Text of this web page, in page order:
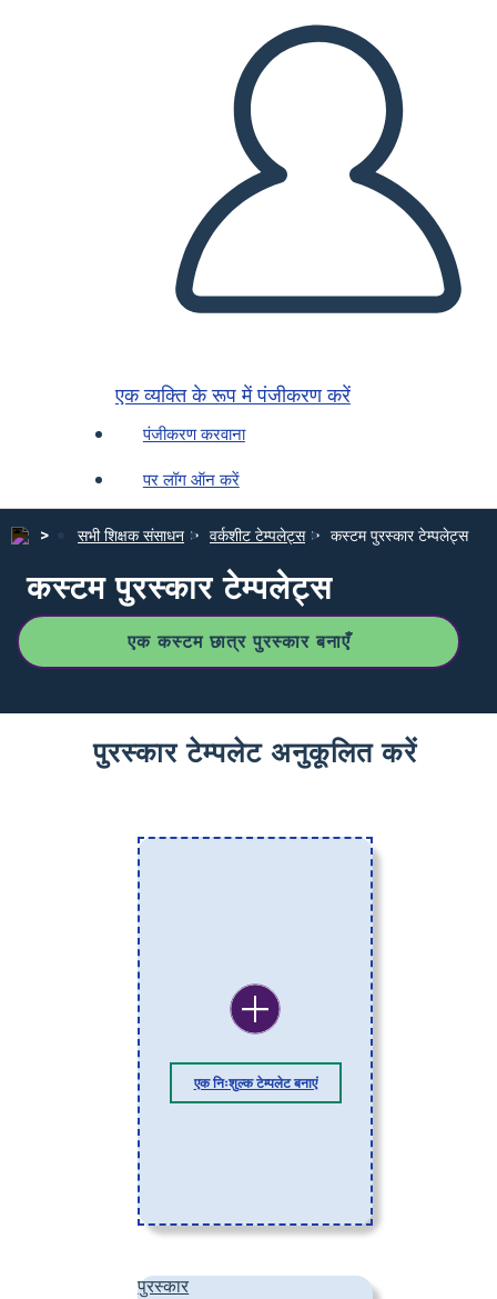
एक व्यक्ति के रूप में पंजीकरण करें
पंजीकरण करवाना
पर लॉग ऑन करें
सभी शिक्षक संसाधन वर्कशीट टेम्पलेट्स कस्टम पुरस्कार टेम्पलेट्स
कस्टम पुरस्कार टेम्पलेट्स
एक कस्टम छात्र पुरस्कार बनाएँ
पुरस्कार टेम्पलेट अनुकूलित करें
एक निःशुल्क टेम्पलेट बनाएं
पुरस्कार